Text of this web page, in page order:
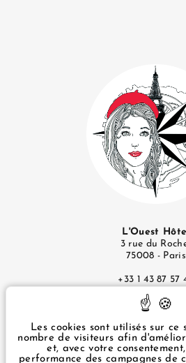
L'Ouest
3 rue du
75008 - Paris
+33 1 43 87 57
Mentions
Politique de
Gérer les
Les cookies sont utilisés sur ce
nombre de visiteurs afin
et, avec votre
performance des campagnes de